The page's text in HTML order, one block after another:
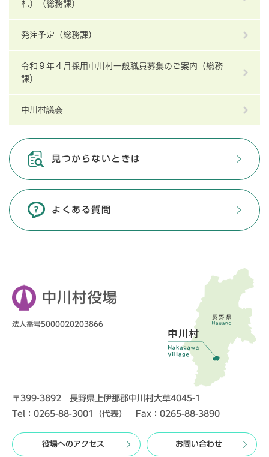
札）（総務課）
発注予定（総務課）
令和９年４月採用中川村一般職員募集のご案内（総務
課）
中川村議会
見つからないときは
よくある質問
中川村役場
法人番号5000020203866
〒399-3892 長野県上伊那郡中川村大草4045-1
Tel：0265-88-3001（代表） Fax：0265-88-3890
役場へのアクセス お問い合わせ